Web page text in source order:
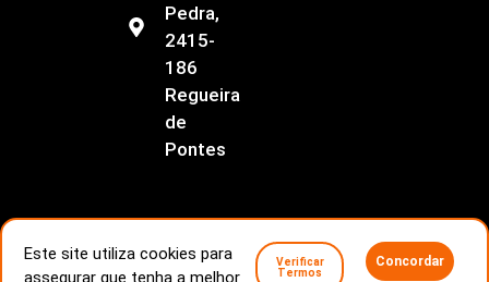
Pedra,
2415-
186
Regueira
de
Pontes
Livro de Reclamações
Conflitos de consumo
Este site utiliza cookies para
assegurar que tenha a melhor
Verificar
Termos
Concordar